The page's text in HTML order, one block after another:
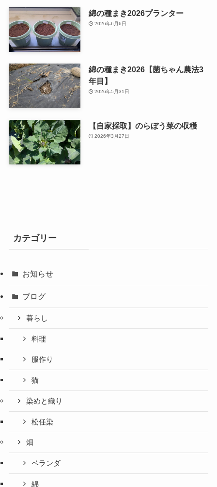
綿の種まき2026プランター
2026年6月6日
綿の種まき2026【菌ちゃん農法3
年目】
2026年5月31日
【自家採取】のらぼう菜の収穫
2026年3月27日
カテゴリー
お知らせ
ブログ
暮らし
料理
服作り
猫
染めと織り
松任染
畑
ベランダ
綿